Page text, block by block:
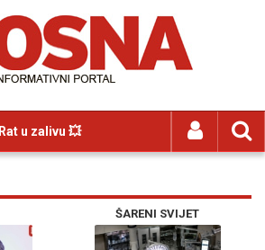
Rat u zalivu 💥
ŠARENI SVIJET